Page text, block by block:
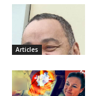
Articles